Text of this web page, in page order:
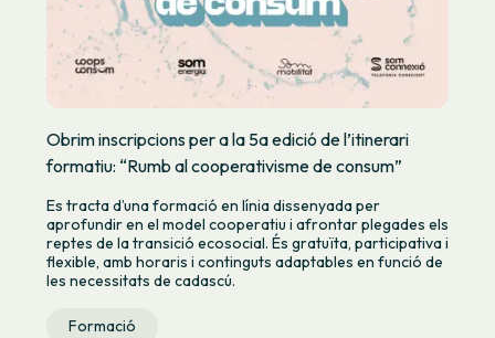
Obrim inscripcions per a la 5a edició de l’itinerari
formatiu: “Rumb al cooperativisme de consum”
Es tracta d’una formació en línia dissenyada per
aprofundir en el model cooperatiu i afrontar plegades els
reptes de la transició ecosocial. És gratuïta, participativa i
flexible, amb horaris i continguts adaptables en funció de
les necessitats de cadascú.
Formació